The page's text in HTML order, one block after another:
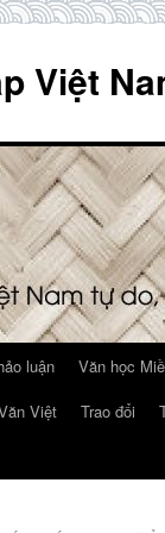
Việt
luận Văn học
Việt Trao đổi